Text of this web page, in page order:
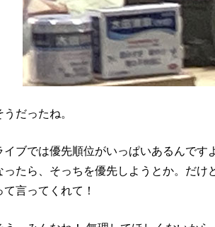
だったね。
イブでは優先順位がいっぱいあるんです
ったら、そっちを優先しようとか。だけ
て言ってくれて！